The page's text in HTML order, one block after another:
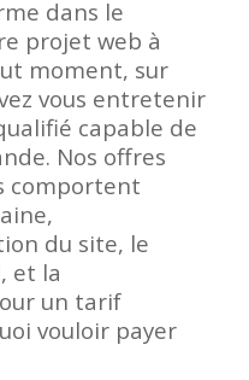
dans le
projet web à
moment, sur
vous entretenir
capable de
Nos offres
comportent
du site, le
et la
un tarif
vouloir payer